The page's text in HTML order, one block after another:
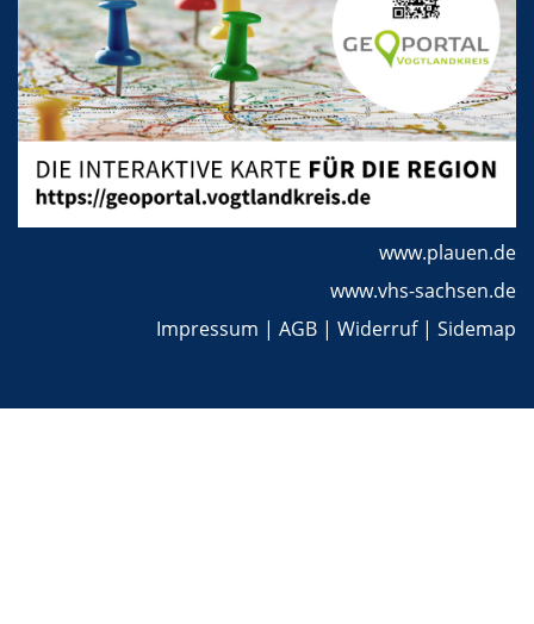
www.plauen.de
www.vhs-sachsen.de
Impressum | AGB | Widerruf| Sidemap